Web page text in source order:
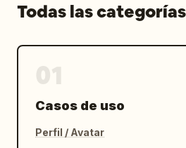
Todas las
Casos de uso
Perfil / Avatar